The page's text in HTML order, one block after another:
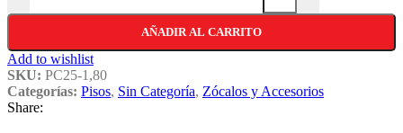
AÑADIR AL CARRITO
Add to wishlist
SKU: PC25-1,80
Categorías: Pisos, Sin Categoría, Zócalos y Accesorios
Share: